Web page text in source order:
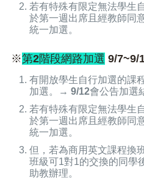
若有特殊有限定無法學生
於第一週出席且經教師同
統一加選。
※第2階段網路加選 9/7~9/
有開放學生自行加選的課
加選。
→ 9/12會公告加選
若有特殊有限定無法學生
於第一週出席且經教師同
統一加選。
但，若為商用英文課程換
班級可1對1的交換的同學
助教辦理。